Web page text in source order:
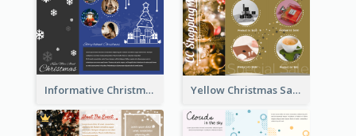
Informative Christmas Brochure With Graphics And Photos Yellow Christmas Sale Brochure With Images Of Products